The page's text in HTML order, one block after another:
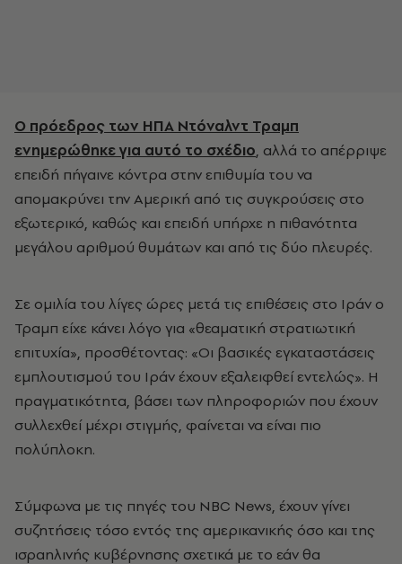
Ο πρόεδρος των ΗΠΑ Ντόναλντ Τραμπ
ενημερώθηκε για αυτό το σχέδιο, αλλά το απέρριψε
επειδή πήγαινε κόντρα στην επιθυμία του να
απομακρύνει την Αμερική από τις συγκρούσεις στο
εξωτερικό, καθώς και επειδή υπήρχε η πιθανότητα
μεγάλου αριθμού θυμάτων και από τις δύο πλευρές.
Σε ομιλία του λίγες ώρες μετά τις επιθέσεις στο Ιράν ο
Τραμπ είχε κάνει λόγο για «θεαματική στρατιωτική
επιτυχία», προσθέτοντας: «Οι βασικές εγκαταστάσεις
εμπλουτισμού του Ιράν έχουν εξαλειφθεί εντελώς». Η
πραγματικότητα, βάσει των πληροφοριών που έχουν
συλλεχθεί μέχρι στιγμής, φαίνεται να είναι πιο
πολύπλοκη.
Σύμφωνα με τις πηγές του NBC News, έχουν γίνει
συζητήσεις τόσο εντός της αμερικανικής όσο και της
ισραηλινής κυβέρνησης σχετικά με το εάν θα